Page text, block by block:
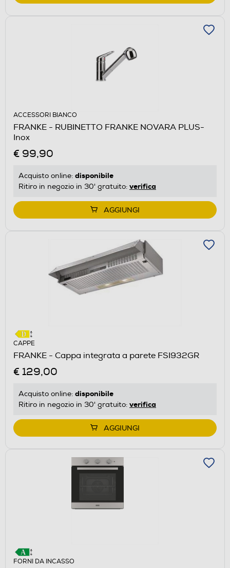
ACCESSORI BIANCO
FRANKE - RUBINETTO FRANKE NOVARA PLUS-
Inox
€ 99,90
Acquisto online: disponibile
Ritiro in negozio in 30' gratuito: verifica
AGGIUNGI
CAPPE
FRANKE - Cappa integrata a parete FSI932GR
€ 129,00
Acquisto online: disponibile
Ritiro in negozio in 30' gratuito: verifica
AGGIUNGI
FORNI DA INCASSO